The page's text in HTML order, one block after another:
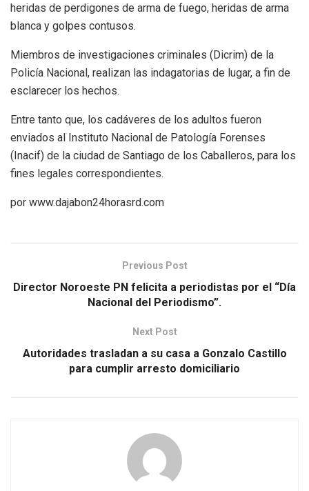
heridas de perdigones de arma de fuego, heridas de arma
blanca y golpes contusos.
Miembros de investigaciones criminales (Dicrim) de la
Policía Nacional, realizan las indagatorias de lugar, a fin de
esclarecer los hechos.
Entre tanto que, los cadáveres de los adultos fueron
enviados al Instituto Nacional de Patología Forenses
(Inacif) de la ciudad de Santiago de los Caballeros, para los
fines legales correspondientes.
por www.dajabon24horasrd.com
Previous Post
Director Noroeste PN felicita a periodistas por el “Día
Nacional del Periodismo”.
Next Post
Autoridades trasladan a su casa a Gonzalo Castillo
para cumplir arresto domiciliario